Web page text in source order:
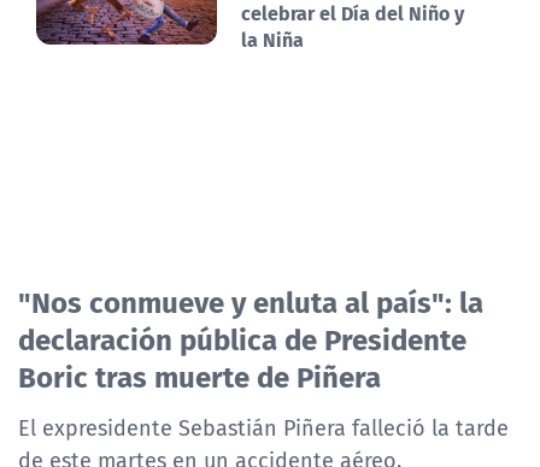
celebrar el Día del Niño y
la Niña
"Nos conmueve y enluta al país": la
declaración pública de Presidente
Boric tras muerte de Piñera
El expresidente Sebastián Piñera falleció la tarde
de este martes en un accidente aéreo.